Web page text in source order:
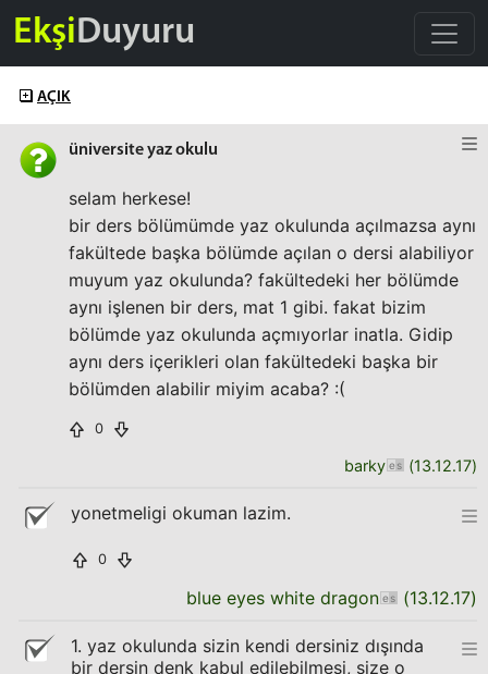
EkşiDuyuru
AÇIK
üniversite yaz okulu
selam herkese!
bir ders bölümümde yaz okulunda açılmazsa aynı
fakültede başka bölümde açılan o dersi alabiliyor
muyum yaz okulunda? fakültedeki her bölümde
aynı işlenen bir ders, mat 1 gibi. fakat bizim
bölümde yaz okulunda açmıyorlar inatla. Gidip
aynı ders içerikleri olan fakültedeki başka bir
bölümden alabilir miyim acaba? :(
0
barky (13.12.17)
yonetmeligi okuman lazim.
0
blue eyes white dragon (13.12.17)
1. yaz okulunda sizin kendi dersiniz dışında
bir dersin denk kabul edilebilmesi, size o